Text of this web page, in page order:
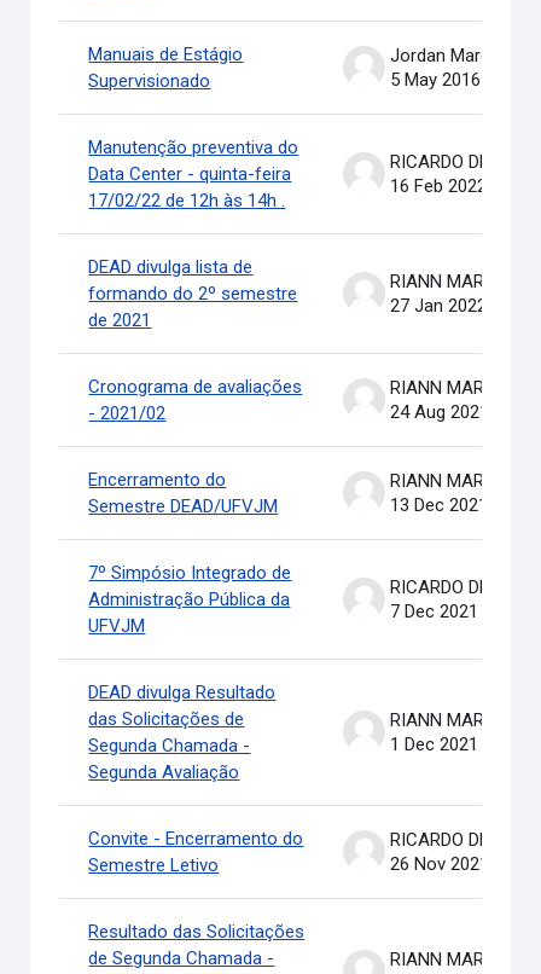
Manuais de Estágio
Supervisionado
5 May 2016
Manutenção preventiva do
Data Center - quinta-feira
17/02/22 de 12h às 14h .
16 Feb 2022
DEAD divulga lista de
formando do 2º semestre
de 2021
27 Jan 2022
Cronograma de avaliações
- 2021/02
24 Aug 2021
Encerramento do
Semestre DEAD/UFVJM
13 Dec 2021
7º Simpósio Integrado de
Administração Pública da
UFVJM
7 Dec 2021
DEAD divulga Resultado
das Solicitações de
Segunda Chamada -
Segunda Avaliação
1 Dec 2021
Convite - Encerramento do
Semestre Letivo
26 Nov 2021
Resultado das Solicitações
de Segunda Chamada -